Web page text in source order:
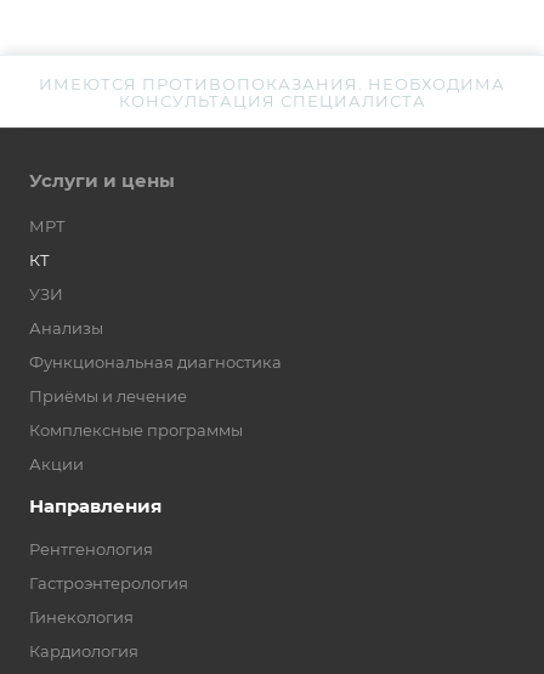
ИМЕЮТСЯ ПРОТИВОПОКАЗАНИЯ. НЕОБХОДИМА
КОНСУЛЬТАЦИЯ СПЕЦИАЛИСТА
Услуги и цены
МРТ
КТ
УЗИ
Анализы
Функциональная диагностика
Приёмы и лечение
Комплексные программы
Акции
Направления
Рентгенология
Гастроэнтерология
Гинекология
Кардиология